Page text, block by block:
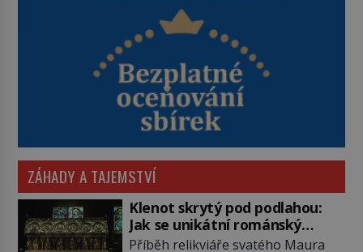
ZÁHADY A TAJEMSTVÍ
Klenot skrytý pod podlahou:
Jak se unikátní románský
poklad dostal do zapadlého
Příběh relikviáře svatého Maura